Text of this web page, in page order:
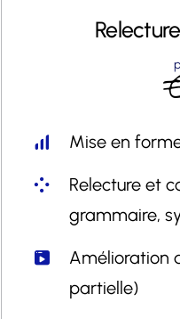
Mise en
Relecture et
grammaire,
Amélioration
partielle)